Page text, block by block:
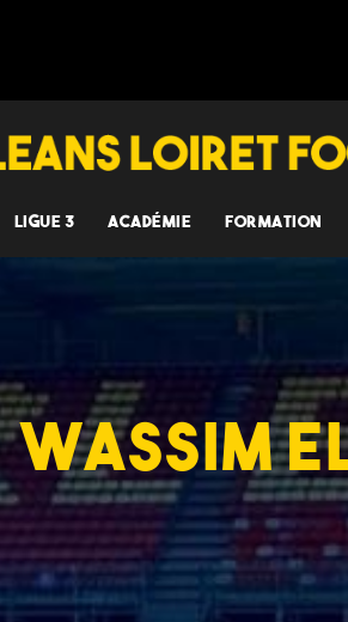
LIGUE 3 ACADÉMIE FORMATION
WASSIM